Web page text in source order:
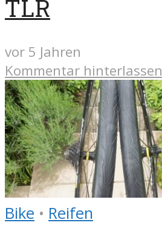
TLR
vor 5 Jahren
Kommentar hinterlassen
Bike • Reifen